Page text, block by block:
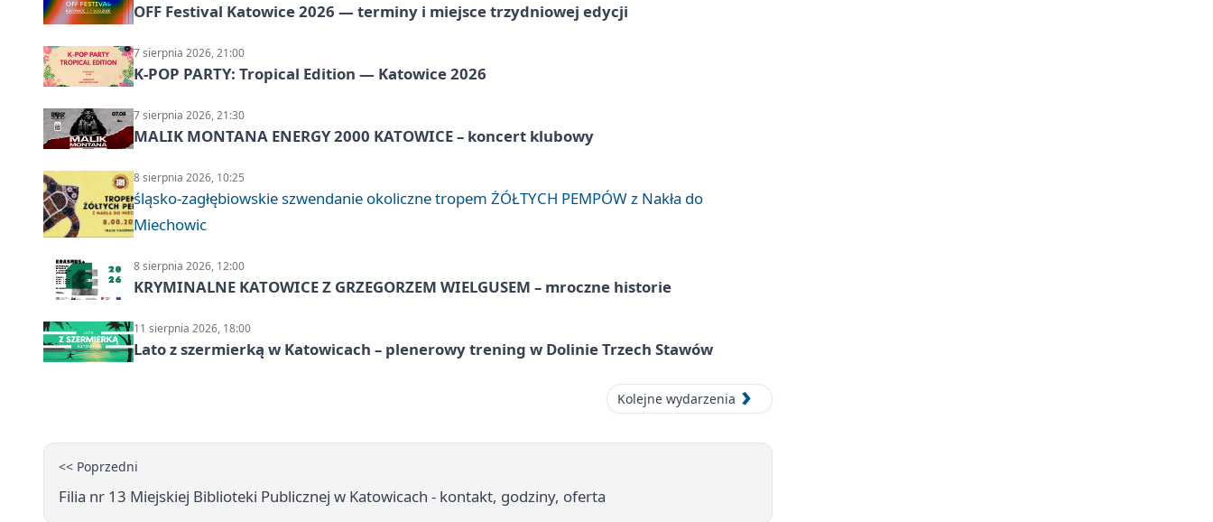
OFF Festival Katowice 2026 — terminy i miejsce trzydniowej edycji
7 sierpnia 2026, 21:00
K-POP PARTY: Tropical Edition — Katowice 2026
7 sierpnia 2026, 21:30
MALIK MONTANA ENERGY 2000 KATOWICE – koncert klubowy
8 sierpnia 2026, 10:25
śląsko-zagłębiowskie szwendanie okoliczne tropem ŻÓŁTYCH PEMPÓW z Nakła do
Miechowic
8 sierpnia 2026, 12:00
KRYMINALNE KATOWICE Z GRZEGORZEM WIELGUSEM – mroczne historie
11 sierpnia 2026, 18:00
Lato z szermierką w Katowicach – plenerowy trening w Dolinie Trzech Stawów
Kolejne wydarzenia
<< Poprzedni
Filia nr 13 Miejskiej Biblioteki Publicznej w Katowicach - kontakt, godziny, oferta